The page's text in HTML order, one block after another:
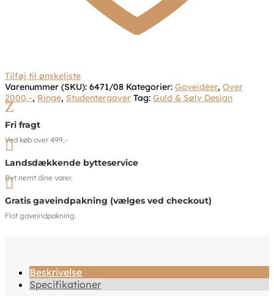
Tilføj til ønskeliste
Varenummer (SKU): 6471/08 Kategorier: Gaveidéer, Over
2000,-, Ringe, Studentergaver Tag: Guld & Sølv Design
Z
Fri fragt
Ved køb over 499,-

Landsdækkende bytteservice
Byt nemt dine varer.

Gratis gaveindpakning (vælges ved checkout)
Flot gaveindpakning.
Beskrivelse
Specifikationer